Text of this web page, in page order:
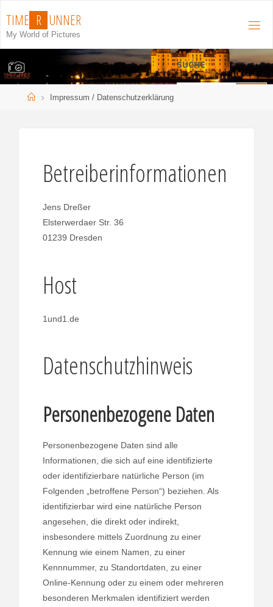
Inhalt
springen
TIME R UNNER
My World of Pictures
SUCHE
StartImpressum / Datenschutzerklärung
Betreiberinformationen
Jens Dreßer
Elsterwerdaer Str. 36
01239 Dresden
Host
1und1.de
Datenschutzhinweis
Personenbezogene Daten
Personenbezogene Daten sind alle
Informationen, die sich auf eine identifizierte
oder identifizierbare natürliche Person (im
Folgenden „betroffene Person“) beziehen. Als
identifizierbar wird eine natürliche Person
angesehen, die direkt oder indirekt,
insbesondere mittels Zuordnung zu einer
Kennung wie einem Namen, zu einer
Kennnummer, zu Standortdaten, zu einer
Online-Kennung oder zu einem oder mehreren
besonderen Merkmalen identifiziert werden